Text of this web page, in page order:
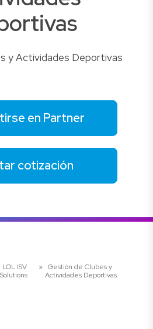
y Actividades Deportivas
en Partner
cotización
LOL ISV
Solutions
» Gestión de Clubes y
Actividades Deportivas